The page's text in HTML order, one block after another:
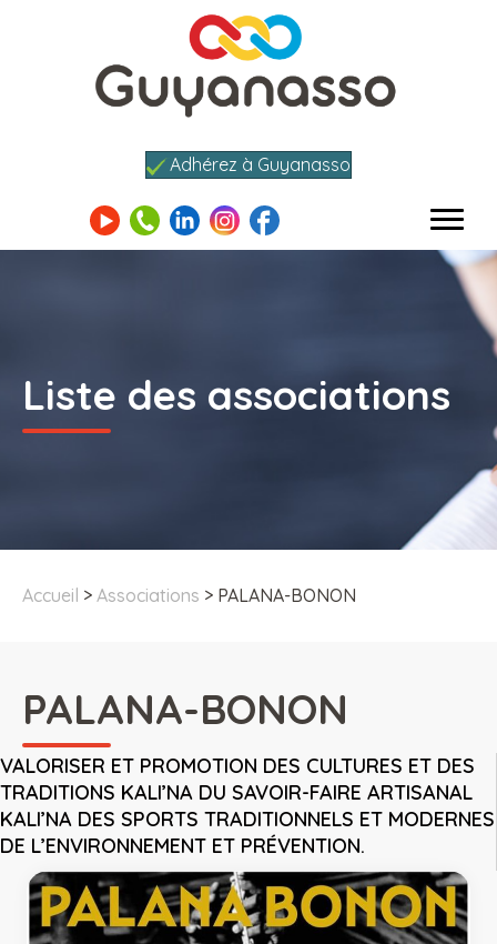
Adhérez à Guyanasso
Liste des associations
Accueil > Associations > PALANA-BONON
PALANA-BONON
VALORISER ET PROMOTION DES CULTURES ET DES
TRADITIONS KALI’NA DU SAVOIR-FAIRE ARTISANAL
KALI’NA DES SPORTS TRADITIONNELS ET MODERNES
DE L’ENVIRONNEMENT ET PRÉVENTION.